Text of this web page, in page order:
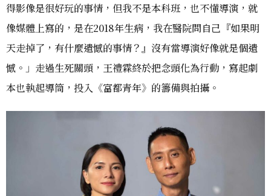
得影像是很好玩的事情，但我不是本科班，也不懂導演，就
像媒體上寫的，是在2018年生病，我在醫院問自己『如果明
天走掉了，有什麼遺憾的事情？』沒有當導演好像就是個遺
憾。」走過生死關頭，王禮霖終於把念頭化為行動，寫起劇
本也執起導筒，投入《富都青年》的籌備與拍攝。